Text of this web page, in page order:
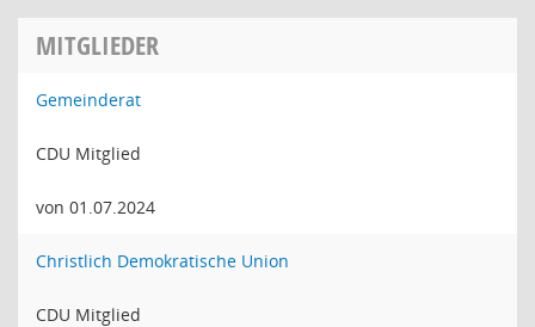
MITGLIEDER
Gemeinderat
CDU Mitglied
von 01.07.2024
Christlich Demokratische Union
CDU Mitglied